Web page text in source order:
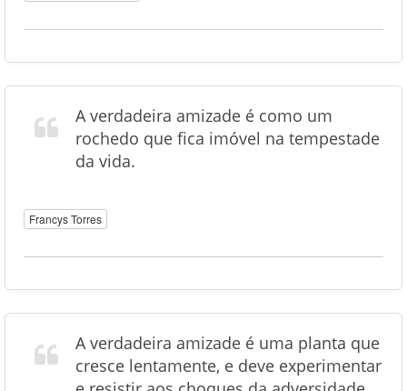
A verdadeira amizade é como um
rochedo que fica imóvel na tempestade
da vida.
Francys Torres
A verdadeira amizade é uma planta que
cresce lentamente, e deve experimentar